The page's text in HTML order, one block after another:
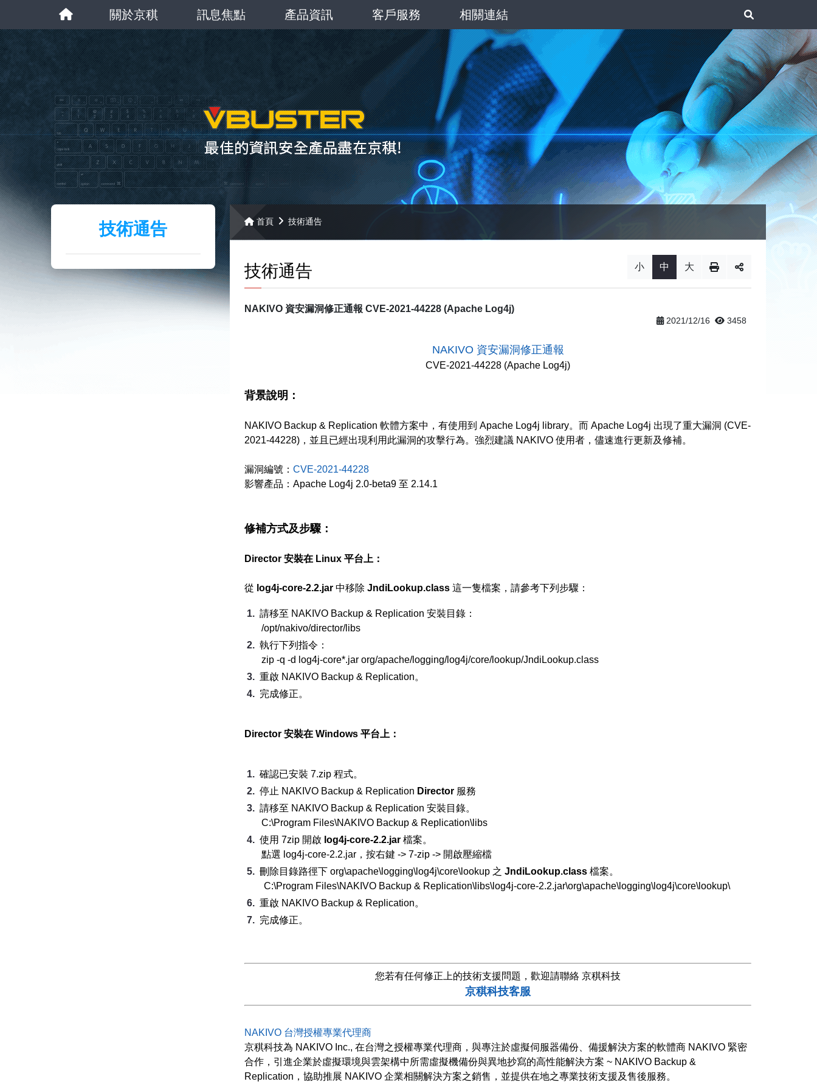
開
搜
尋
關於京稘 訊息焦點 產品資訊 客戶服務 相關連結
技術通告 首頁 技術通告
小 中 大
技術通告
NAKIVO 資安漏洞修正通報 CVE-2021-44228 (Apache Log4j)
2021/12/16 3458
NAKIVO 資安漏洞修正通報
CVE-2021-44228 (Apache Log4j)
背景說明：
NAKIVO Backup & Replication 軟體方案中，有使用到 Apache Log4j library。而 Apache Log4j 出現了重大漏洞 (CVE-
2021-44228)，並且已經出現利用此漏洞的攻擊行為。強烈建議 NAKIVO 使用者，儘速進行更新及修補。
漏洞編號： CVE-2021-44228
影響產品：Apache Log4j 2.0-beta9 至 2.14.1
修補方式及步驟：
Director 安裝在 Linux 平台上：
從 log4j-core-2.2.jar 中移除 JndiLookup.class 這一隻檔案，請參考下列步驟：
請移至 NAKIVO Backup & Replication 安裝目錄：
/opt/nakivo/director/libs
執行下列指令：
zip -q -d log4j-core*.jar org/apache/logging/log4j/core/lookup/JndiLookup.class
重啟 NAKIVO Backup & Replication。
完成修正。
Director 安裝在 Windows 平台上：
確認已安裝 7.zip 程式。
停止 NAKIVO Backup & Replication Director 服務
請移至 NAKIVO Backup & Replication 安裝目錄。
C:\Program Files\NAKIVO Backup & Replication\libs
使用 7zip 開啟 log4j-core-2.2.jar 檔案。
點選 log4j-core-2.2.jar，按右鍵 -> 7-zip -> 開啟壓縮檔
刪除目錄路徑下 org\apache\logging\log4j\core\lookup 之 JndiLookup.class 檔案。
C:\Program Files\NAKIVO Backup & Replication\libs\log4j-core-2.2.jar\org\apache\logging\log4j\core\lookup\
重啟 NAKIVO Backup & Replication。
完成修正。
您若有任何修正上的技術支援問題，歡迎請聯絡 京稘科技
京稘科技客服
NAKIVO 台灣授權專業代理商
京稘科技為 NAKIVO Inc., 在台灣之授權專業代理商，與專注於虛擬伺服器備份、備援解決方案的軟體商 NAKIVO 緊密
合作，引進企業於虛擬環境與雲架構中所需虛擬機備份與異地抄寫的高性能解決方案 ~ NAKIVO Backup &
Replication，協助推展 NAKIVO 企業相關解決方案之銷售，並提供在地之專業技術支援及售後服務。